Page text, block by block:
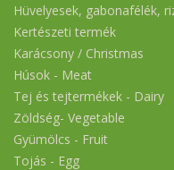
Hüvelyesek, gabonafélék,
Kertészeti termék
Karácsony / Christmas
Húsok - Meat
Tej és tejtermékek - Dairy
Zöldség- Vegetable
Gyümölcs - Fruit
Tojás - Egg